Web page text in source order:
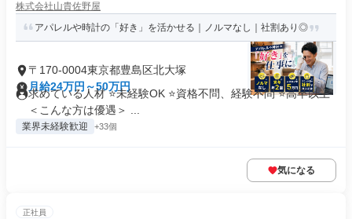
株式会社山貴佐野屋
アパレルや時計の「好き」を活かせる｜ノルマなし｜社割あり◎
〒170-0004東京都豊島区北大塚
月給24万円～50万円
求めている人材 ⭐未経験OK ⭐資格不問、経験不問 ⭐高卒以上
＜こんな方は優遇＞ ...
業界未経験歓迎 +33個
気になる
正社員